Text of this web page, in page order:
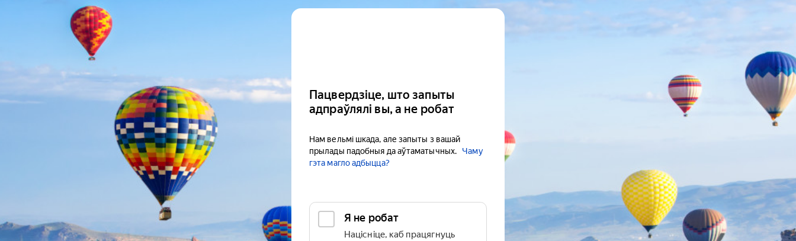
Пацвердзіце, што запыты
адпраўлялі вы, а не робат
Нам вельмі шкада, але запыты з вашай
прылады падобныя да аўтаматычных.
Чаму
гэта магло адбыцца?
Я не робат
Націсніце, каб працягнуць